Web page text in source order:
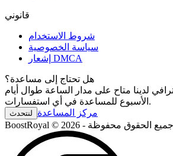
قانوني
شروط الاستخدام
سياسة الخصوصية
إشعار DMCA
هل تحتاج إلى مساعدة؟
لدينا متاح على مدار الساعة طوال أيام
الأسبوع للمساعدة في أي استفسارات.
لنتحدث
مركز المساعدة
BoostRoyal © 2026 - جميع الحقوق محفوظة